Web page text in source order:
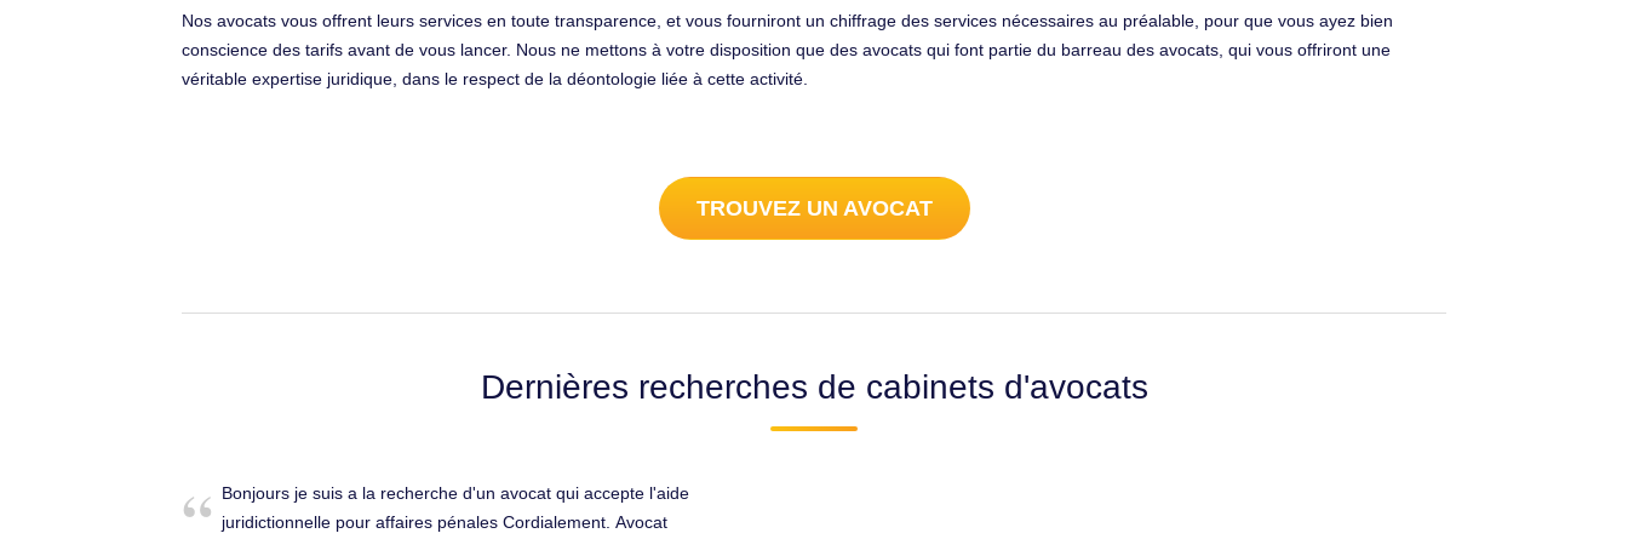
Nos avocats vous offrent leurs services en toute transparence, et vous fourniront un chiffrage des services nécessaires au préalable, pour que vous ayez bien
conscience des tarifs avant de vous lancer. Nous ne mettons à votre disposition que des avocats qui font partie du barreau des avocats, qui vous offriront une
véritable expertise juridique, dans le respect de la déontologie liée à cette activité.
TROUVEZ UN AVOCAT
Dernières recherches de cabinets d'avocats
Bonjours je suis a la recherche d'un avocat qui accepte l'aide
juridictionnelle pour affaires pénales Cordialement. Avocat